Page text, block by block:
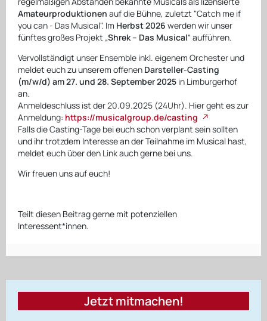
Amateurproduktionen auf die Bühne, zuletzt "Catch me if
you can - Das Musical". Im Herbst 2026 werden wir unser
fünftes großes Projekt „Shrek – Das Musical“ aufführen.
Vervollständigt unser Ensemble inkl. eigenem Orchester und
meldet euch zu unserem offenen Darsteller-Casting
(m/w/d) am 27. und 28. September 2025 in Limburgerhof
an.
Anmeldeschluss ist der 20.09.2025 (24Uhr). Hier geht es zur
Anmeldung: https://musicalgroup.de/casting
Falls die Casting-Tage bei euch schon verplant sein sollten
und ihr trotzdem Interesse an der Teilnahme im Musical hast,
meldet euch über den Link auch gerne bei uns.
Wir freuen uns auf euch!
Teilt diesen Beitrag gerne mit potenziellen
Interessent*innen.
Jetzt mitmachen!